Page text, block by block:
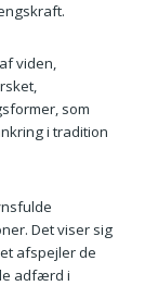
viden,
som
i tradition
Det viser sig
afspejler de
adfærd i